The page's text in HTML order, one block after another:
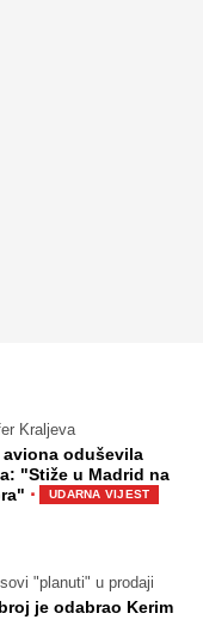
Kraljeva
oduševila
"Stiže u Madrid na
· UDARNA VIJEST
"planuti" u prodaji
je odabrao Kerim